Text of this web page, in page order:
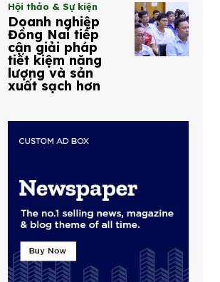
Hội thảo & Sự kiện
Doanh nghiệp
Đồng Nai tiếp
cận giải pháp
tiết kiệm năng
lượng và sản
xuất sạch hơn